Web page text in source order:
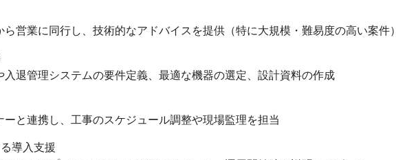
ら営業に同行し、技術的なアドバイスを提供（特に大規模・難易度の高い案件）
入退管理システムの要件定義、最適な機器の選定、設計資料の作成
ーと連携し、工事のスケジュール調整や現場監理を担当
導入支援